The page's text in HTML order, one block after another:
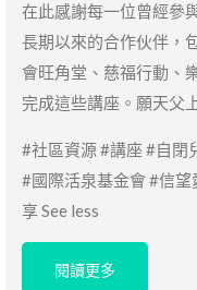
在此感謝每一位曾經參
長期以來的合作伙伴，
會旺角堂、慈福行動、
完成這些講座。願天父
#社區資源 #講座 #自閉
#國際活泉基金會 #信
享 See less
閱讀更多